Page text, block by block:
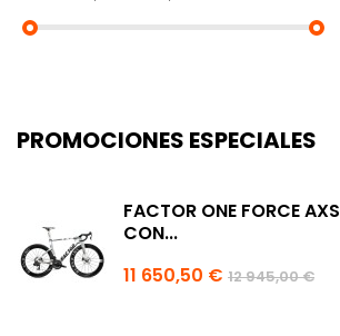
PROMOCIONES ESPECIALES
FACTOR ONE FORCE AXS
CON...
11 650,50 € 12 945,00 €